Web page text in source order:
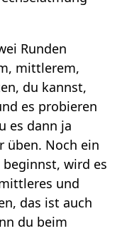
Runden
mittlerem,
du kannst,
es probieren
es dann ja
üben. Noch ein
wird es
und
das ist auch
du beim